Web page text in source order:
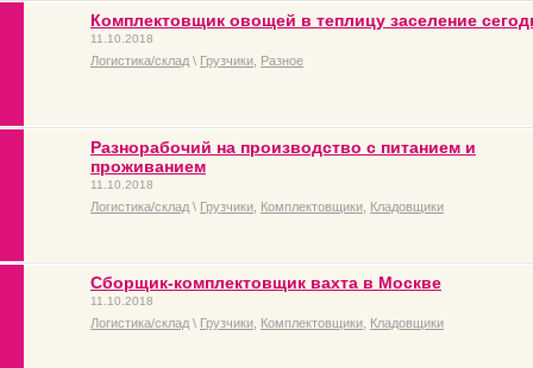
Комплектовщик овощей в теплицу заселение
11.10.2018
Логистика/склад \ Грузчики Разное
Разнорабочий на производство с питанием и
проживанием
11.10.2018
Логистика/склад \ Грузчики Комплектовщики Кладовщики
Сборщик-комплектовщик вахта в Москве
11.10.2018
Логистика/склад \ Грузчики Комплектовщики Кладовщики